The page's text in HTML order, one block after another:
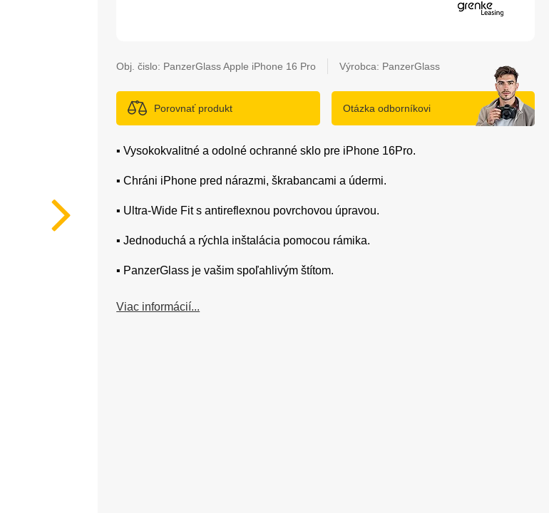
Obj. čislo: PanzerGlass Apple iPhone 16 Pro Výrobca: PanzerGlass
Porovnať produkt Otázka odborníkovi
▪️ Vysokokvalitné a odolné ochranné sklo pre iPhone 16Pro.
▪️ Chráni iPhone pred nárazmi, škrabancami a údermi.
▪️ Ultra-Wide Fit s antireflexnou povrchovou úpravou.
▪️ Jednoduchá a rýchla inštalácia pomocou rámika.
▪️ PanzerGlass je vašim spoľahlivým štítom.
Viac informácií...